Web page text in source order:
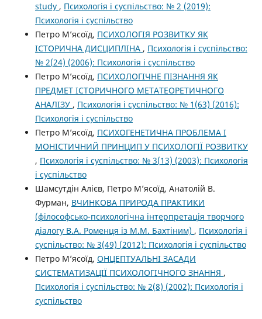
study , Психологія і суспільство: № 2 (2019):
Психологія і суспільство
Петро М’ясоїд, ПСИХОЛОГІЯ РОЗВИТКУ ЯК
ІСТОРИЧНА ДИСЦИПЛІНА , Психологія і суспільство:
№ 2(24) (2006): Психологія і суспільство
Петро М’ясоїд, ПСИХОЛОГІЧНЕ ПІЗНАННЯ ЯК
ПРЕДМЕТ ІСТОРИЧНОГО МЕТАТЕОРЕТИЧНОГО
АНАЛІЗУ , Психологія і суспільство: № 1(63) (2016):
Психологія і суспільство
Петро М’ясоїд, ПСИХОГЕНЕТИЧНА ПРОБЛЕМА І
МОНІСТИЧНИЙ ПРИНЦИП У ПСИХОЛОГІЇ РОЗВИТКУ
, Психологія і суспільство: № 3(13) (2003): Психологія
і суспільство
Шамсутдін Алієв, Петро М’ясоїд, Анатолій В.
Фурман, ВЧИНКОВА ПРИРОДА ПРАКТИКИ
(філософсько-психологічна інтерпретація творчого
діалогу В.А. Роменця із М.М. Бахтіним) , Психологія і
суспільство: № 3(49) (2012): Психологія і суспільство
Петро М’ясоїд, ОНЦЕПТУАЛЬНІ ЗАСАДИ
СИСТЕМАТИЗАЦІЇ ПСИХОЛОГІЧНОГО ЗНАННЯ ,
Психологія і суспільство: № 2(8) (2002): Психологія і
суспільство